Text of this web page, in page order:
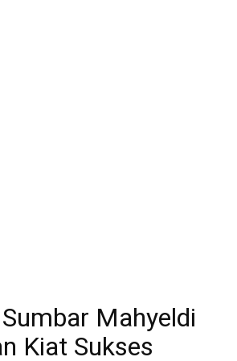
Mahyeldi
Kiat Sukses